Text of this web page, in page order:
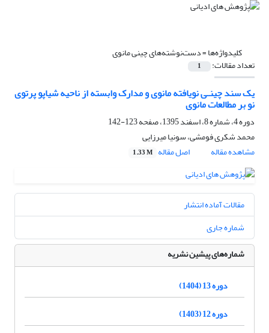
کلیدواژه‌ها =دست‌نوشته‌های چینی مانوی
تعداد مقالات: 1
یک سند چینـی نویافته مانوی و مدارک وابسته از ناحیه شیاپو پرتوی
نو بر مطالعات مانوی
دوره 4، شماره 8، اسفند 1395، صفحه
123-142
محمد شکری فومشی، سونیا میرزایی
مشاهده مقاله
اصل مقاله 1.33 M
مقالات آماده انتشار
شماره جاری
شماره‌های پیشین نشریه
دوره 13 (1404)
دوره 12 (1403)